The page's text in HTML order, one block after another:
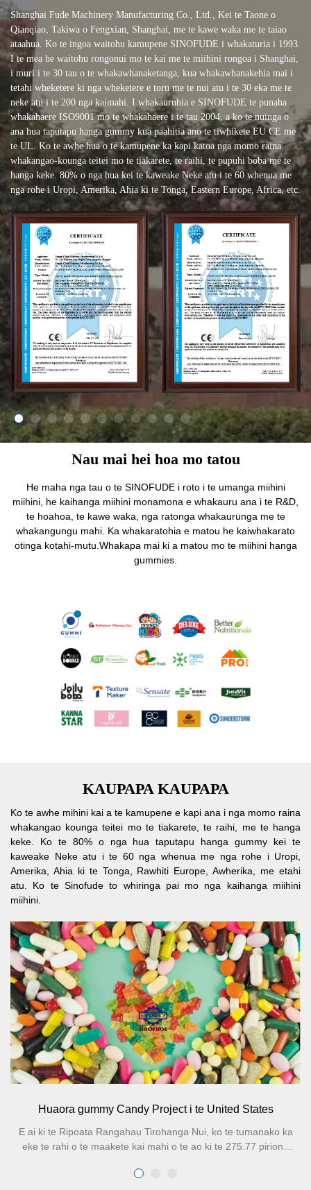
Shanghai Fude Machinery Manufacturing Co., Ltd., Kei te Taone o
Qianqiao, Takiwa o Fengxian, Shanghai, me te kawe waka me te taiao
ataahua. Ko te ingoa waitohu kamupene SINOFUDE i whakaturia i 1993.
I te mea he waitohu rongonui mo te kai me te miihini rongoa i Shanghai,
i muri i te 30 tau o te whakawhanaketanga, kua whakawhanakehia mai i
tetahi wheketere ki nga wheketere e toru me te nui atu i te 30 eka me te
neke atu i te 200 nga kaimahi. I whakauruhia e SINOFUDE te punaha
whakahaere ISO9001 mo te whakahaere i te tau 2004, a ko te nuinga o
ana hua taputapu hanga gummy kua paahitia ano te tiwhikete EU CE me
te UL. Ko te awhe hua o te kamupene ka kapi katoa nga momo raina
whakangao-kounga teitei mo te tiakarete, te raihi, te pupuhi boba me te
hanga keke. 80% o nga hua kei te kaweake Neke atu i te 60 whenua me
nga rohe i Uropi, Amerika, Ahia ki te Tonga, Eastern Europe, Africa, etc.
Nau mai hei hoa mo tatou
He maha nga tau o te SINOFUDE i roto i te umanga miihini
miihini, he kaihanga miihini monamona e whakauru ana i te R&D,
te hoahoa, te kawe waka, nga ratonga whakaurunga me te
whakangungu mahi. Ka whakaratohia e matou he kaiwhakarato
otinga kotahi-mutu.Whakapa mai ki a matou mo te miihini hanga
gummies.
KAUPAPA KAUPAPA
Ko te awhe mihini kai a te kamupene e kapi ana i nga momo raina
whakangao kounga teitei mo te tiakarete, te raihi, me te hanga
keke. Ko te 80% o nga hua taputapu hanga gummy kei te
kaweake Neke atu i te 60 nga whenua me nga rohe i Uropi,
Amerika, Ahia ki te Tonga, Rawhiti Europe, Awherika, me etahi
atu. Ko te Sinofude to whiringa pai mo nga kaihanga miihini
miihini.
Huaora gummy Candy Project i te United States
E ai ki te Ripoata Rangahau Tirohanga Nui, ko te tumanako ka
eke te rahi o te maakete kai mahi o te ao ki te 275.77 piriona
mahi i Uropi me Amerika ka eke ki te 73%. Ko te nuinga o nga